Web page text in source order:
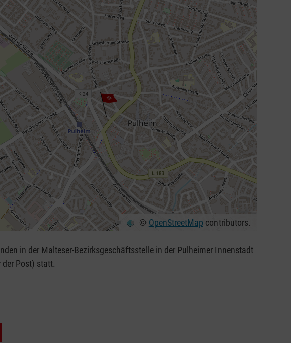
© OpenStreetMap contributors.
in der Malteser-Bezirksgeschäftsstelle in der Pulheimer Innenstadt
der Post) statt.